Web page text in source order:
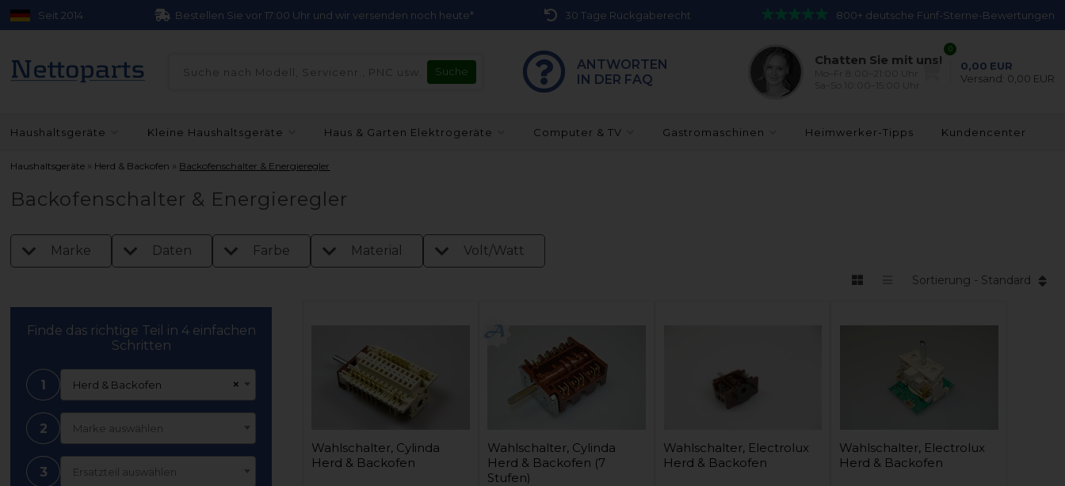
Seit 2014 Bestellen Sie vor 17:00 Uhr und wir versenden noch heute* 30 Tage Rückgaberecht 800+ deutsche Fünf-Sterne-Bewertungen
ANTWORTEN
IN DER FAQ
Chatten Sie mit uns!
0
0,00 EUR
Versand: 0,00 EUR
Haushaltsgeräte Kleine Haushaltsgeräte Haus & Garten Elektrogeräte Computer & TV Gastromaschinen Heimwerker-Tipps Kundencenter
Haushaltsgeräte » Herd & Backofen » Backofenschalter & Energieregler
Backofenschalter & Energieregler
Marke Daten Farbe Material Volt/Watt
Finde das richtige Teil in 4 einfachen
Schritten
1 ×
Herd & Backofen
2 Marke auswählen
3 Ersatzteil auswählen
Wahlschalter, Cylinda
Herd & Backofen
Wahlschalter, Cylinda
Herd & Backofen (7
Stufen)
Wahlschalter, Electrolux
Herd & Backofen
Wahlschalter, Electrolux
Herd & Backofen